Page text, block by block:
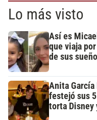
Lo más visto
Así es
que viaja
de sus
Anita
festejó sus
torta